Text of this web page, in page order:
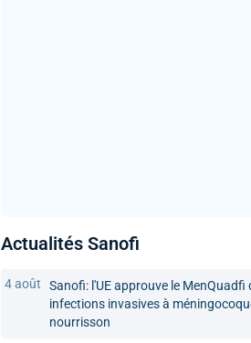
Actualités Sanofi
4 août
Sanofi: l'UE approuve le MenQuadfi
infections invasives à
nourrisson